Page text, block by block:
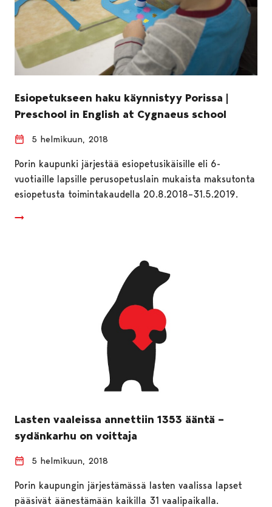
Esiopetukseen haku käynnistyy Porissa |
Preschool in English at Cygnaeus school
5 helmikuun, 2018
Porin kaupunki järjestää esiopetusikäisille eli 6-
vuotiaille lapsille perusopetuslain mukaista maksutonta
esiopetusta toimintakaudella 20.8.2018–31.5.2019.
Lasten vaaleissa annettiin 1353 ääntä –
sydänkarhu on voittaja
5 helmikuun, 2018
Porin kaupungin järjestämässä lasten vaalissa lapset
pääsivät äänestämään kaikilla 31 vaalipaikalla.